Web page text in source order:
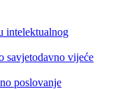
intelektualnog
savjetodavno vijeće
poslovanje